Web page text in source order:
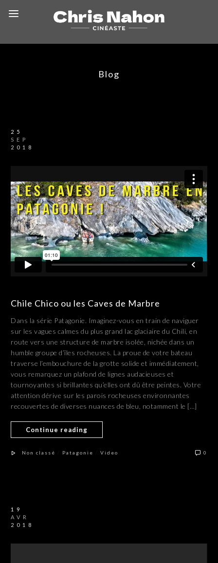
Blog
25
SEP
2018
Chile Chico ou les Caves de Marbre
Dans la série Patagonie. Imaginez-vous en train de naviguer
sur les vagues calmes du plus grand lac glaciaire du Chili, en
route vers une structure de marbre isolée, nichée dans un
humble groupe d’îles rocheuses. La proue de votre bateau
traverse l’embouchure de la grotte solide et immédiatement,
vous remarquez un plafond de lignes audacieuses et
tournoyantes si brillantes qu’elles ont dû être peintes. Votre
attention dérive sur les parois rocheuses environnantes
recouvertes de diverses nuances de bleu, notamment le […]
Continue reading
Non classé Patagonie /Video 0
19
AVR
2018